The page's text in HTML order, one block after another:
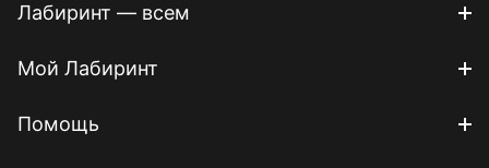
Лабиринт — всем
Мой Лабиринт
Помощь